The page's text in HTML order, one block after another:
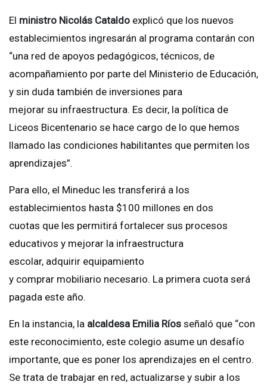
El ministro Nicolás Cataldo explicó que los nuevos
establecimientos ingresarán al programa contarán con
“una red de apoyos pedagógicos, técnicos, de
acompañamiento por parte del Ministerio de Educación,
y sin duda también de inversiones para
mejorar su infraestructura. Es decir, la política de
Liceos Bicentenario se hace cargo de lo que hemos
llamado las condiciones habilitantes que permiten los
aprendizajes”.
Para ello, el Mineduc les transferirá a los
establecimientos hasta $100 millones en dos
cuotas que les permitirá fortalecer sus procesos
educativos y mejorar la infraestructura
escolar, adquirir equipamiento
y comprar mobiliario necesario. La primera cuota será
pagada este año.
En la instancia, la alcaldesa Emilia Ríos señaló que “con
este reconocimiento, este colegio asume un desafío
importante, que es poner los aprendizajes en el centro.
Se trata de trabajar en red, actualizarse y subir a los